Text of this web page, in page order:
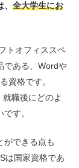
全大学生にお
トオフィススペ
である、Wordや
資格です。
職後にどのよ
す。
ができる点も
は国家資格であ